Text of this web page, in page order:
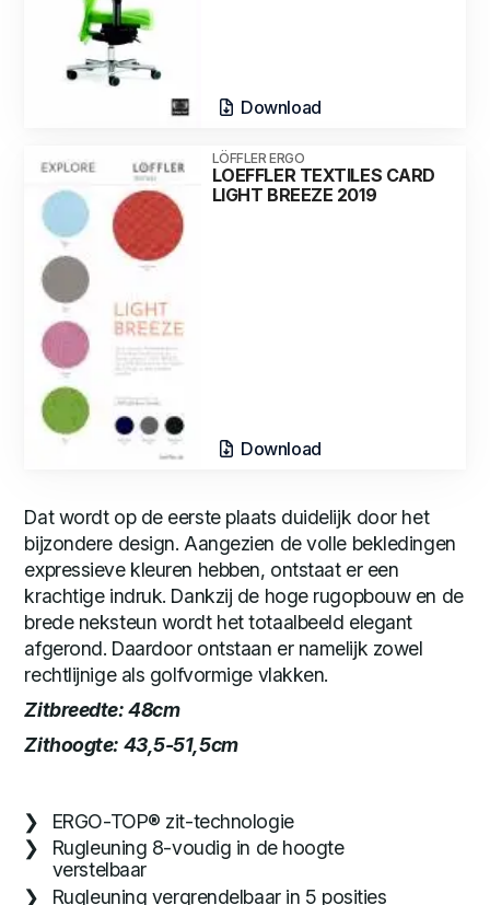
Download
LÖFFLER ERGO
LOEFFLER TEXTILES CARD
LIGHT BREEZE 2019
Download
Dat wordt op de eerste plaats duidelijk door het
bijzondere design. Aangezien de volle bekledingen
expressieve kleuren hebben, ontstaat er een
krachtige indruk. Dankzij de hoge rugopbouw en de
brede neksteun wordt het totaalbeeld elegant
afgerond. Daardoor ontstaan er namelijk zowel
rechtlijnige als golfvormige vlakken.
Zitbreedte:48cm
Zithoogte: 43,5-51,5cm
ERGO-TOP® zit-technologie
Rugleuning 8-voudig in de hoogte
verstelbaar
Rugleuning vergrendelbaar in 5 posities